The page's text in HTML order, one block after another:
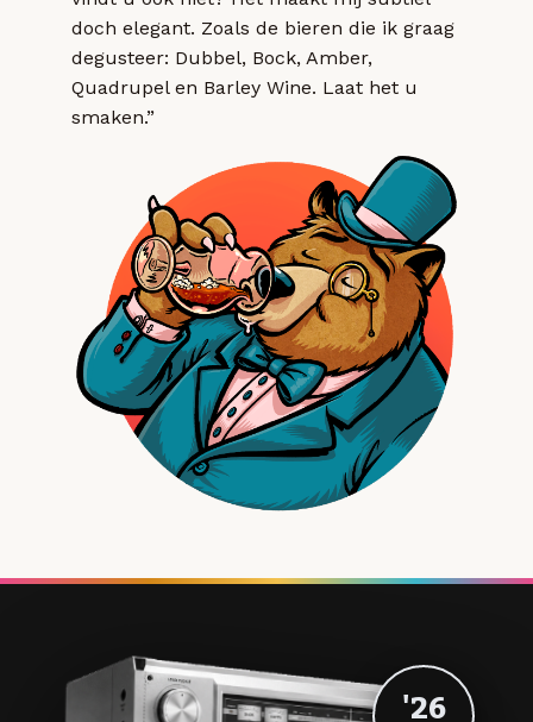
doch elegant. Zoals de bieren die ik graag
degusteer: Dubbel, Bock, Amber,
Quadrupel en Barley Wine. Laat het u
smaken.”
'26